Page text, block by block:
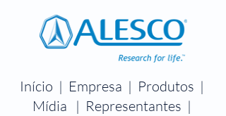
Início | Empresa | Produtos |
Mídia | Representantes |